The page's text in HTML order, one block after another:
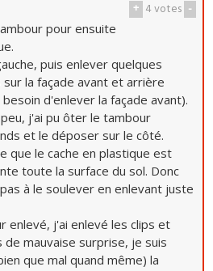
+ 4votes -
pour ensuite
puis enlever quelques
la façade avant et arrière
d'enlever la façade avant).
j'ai pu ôter le tambour
et le déposer sur le côté.
que le cache en plastique est
toute la surface du sol. Donc
à le soulever en enlevant juste
enlevé, j'ai enlevé les clips et
de mauvaise surprise, je suis
que mal quand même) la